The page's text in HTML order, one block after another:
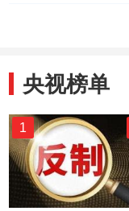
央视榜单
1